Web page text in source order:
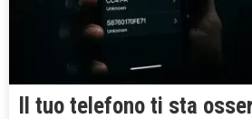
Il tuo telefono ti sta